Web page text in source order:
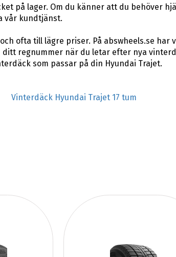
på lager. Om du känner att du behöver
vår kundtjänst.
ofta till lägre priser. På abswheels.se har
ditt regnummer när du letar efter nya
som passar på din Hyundai Trajet.
Vinterdäck Hyundai Trajet 17 tum